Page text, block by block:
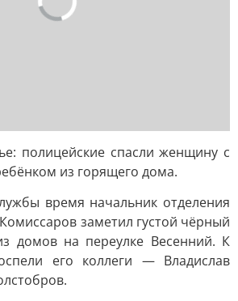
полицейские спасли женщину с
из горящего дома.
время начальник отделения
заметил густой чёрный
домов на переулке Весенний. К
его коллеги — Владислав